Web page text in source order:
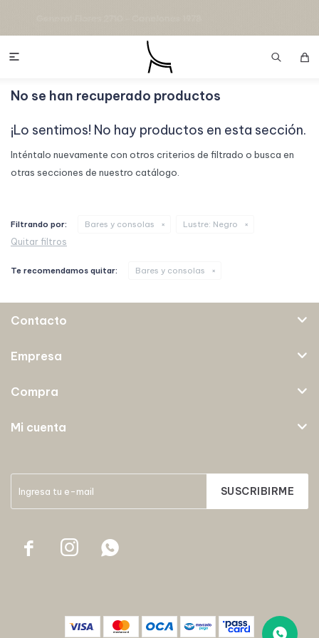

No se han recuperado productos
¡Lo sentimos! No hay productos en esta sección.
Inténtalo nuevamente con otros criterios de filtrado o busca en
otras secciones de nuestro catálogo.
Filtrando por: Bares y consolas Lustre: Negro
Quitar filtros
Te recomendamos quitar: Bares y consolas
SUSCRIBIRME
  
Contacto
Empresa
Compra
Mi cuenta